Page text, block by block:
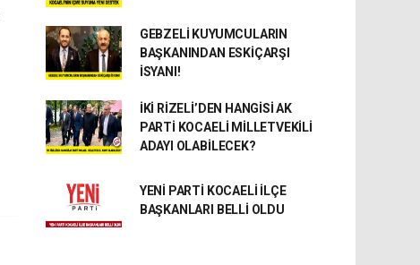
GEBZELİ KUYUMCULARIN
BAŞKANINDAN ESKİÇARŞI
İSYANI!
İKİ RİZELİ’DEN HANGİSİ AK
PARTİ KOCAELİ MİLLETVEKİLİ
ADAYI OLABİLECEK?
YENİ PARTİ KOCAELİ İLÇE
BAŞKANLARI BELLİ OLDU